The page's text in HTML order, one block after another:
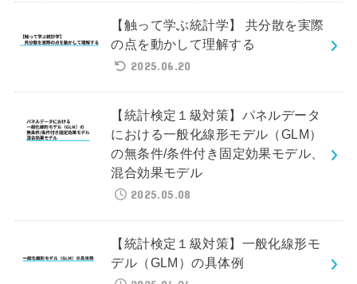
【触って学ぶ統計学】 共分散を実際
の点を動かして理解する
2025.06.20
【統計検定１級対策】パネルデータ
における一般化線形モデル（GLM）
の無条件/条件付き固定効果モデル、
混合効果モデル
2025.05.08
【統計検定１級対策】一般化線形モ
デル（GLM）の具体例